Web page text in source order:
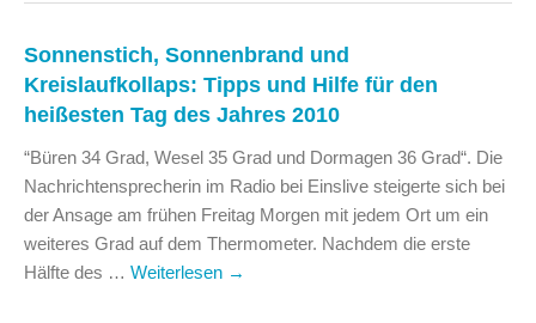
Sonnenstich, Sonnenbrand und
Kreislaufkollaps: Tipps und Hilfe für den
heißesten Tag des Jahres 2010
“Büren 34 Grad, Wesel 35 Grad und Dormagen 36 Grad“. Die
Nachrichtensprecherin im Radio bei Einslive steigerte sich bei
der Ansage am frühen Freitag Morgen mit jedem Ort um ein
weiteres Grad auf dem Thermometer. Nachdem die erste
Hälfte des … Weiterlesen →